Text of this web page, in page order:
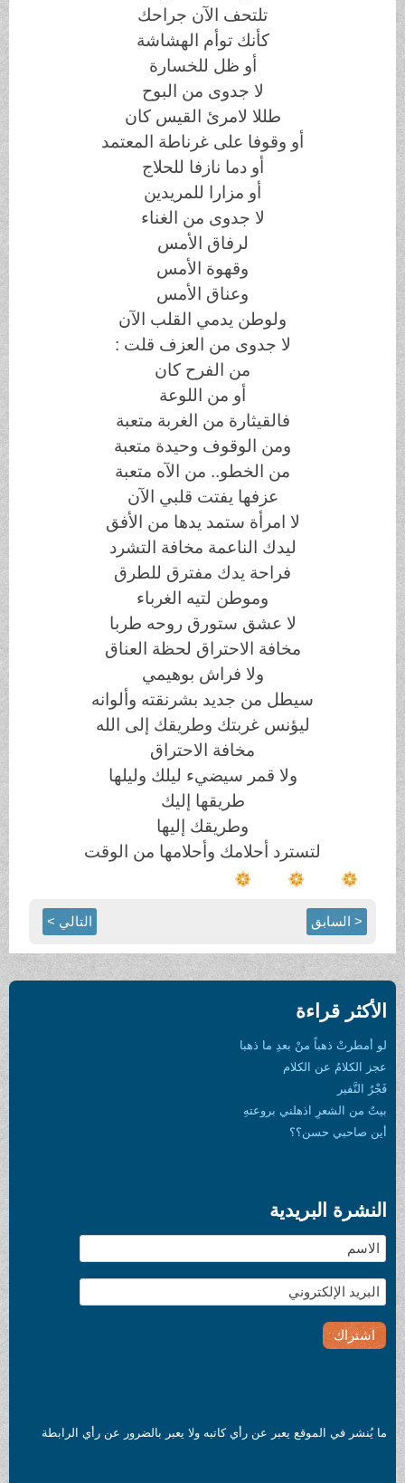
تلتحف الآن جراحك
كأنك توأم الهشاشة
أو ظل للخسارة
لا جدوى من البوح
طللا لامرئ القيس كان
أو وقوفا على غرناطة المعتمد
أو دما نازفا للحلاج
أو مزارا للمريدين
لا جدوى من الغناء
لرفاق الأمس
وقهوة الأمس
وعناق الأمس
ولوطن يدمي القلب الآن
لا جدوى من العزف قلت :
من الفرح كان
أو من اللوعة
فالقيثارة من الغربة متعبة
ومن الوقوف وحيدة متعبة
من الخطو.. من الآه متعبة
عزفها يفتت قلبي الآن
لا امرأة ستمد يدها من الأفق
ليدك الناعمة مخافة التشرد
فراحة يدك مفترق للطرق
وموطن لتيه الغرباء
لا عشق ستورق روحه طربا
مخافة الاحتراق لحظة العناق
ولا فراش بوهيمي
سيطل من جديد بشرنقته وألوانه
ليؤنس غربتك وطريقك إلى الله
مخافة الاحتراق
ولا قمر سيضيء ليلك وليلها
طريقها إليك
وطريقك إليها
لتسترد أحلامك وأحلامها من الوقت
< السابق التالي >
الأكثر قراءة
لو أمطرتْ ذهباً منْ بعدِ ما ذهبا
عجز الكلامُ عن الكلام
فَجْرُ النَّفير
بيتٌ من الشعرِ اذهلني بروعتهِ
أين صاحبي حسن؟؟
النشرة البريدية
ما يُنشر في الموقع يعبر عن رأي كاتبه ولا يعبر بالضرور عن رأي الرابطة